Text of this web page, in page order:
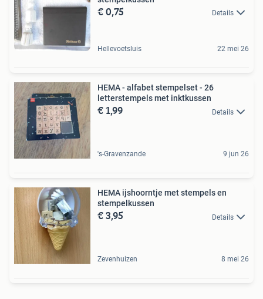
€ 0,75 Details
Hellevoetsluis 22 mei 26
HEMA - alfabet stempelset - 26
letterstempels met inktkussen
€ 1,99 Details
's-Gravenzande 9 jun 26
HEMA ijshoorntje met stempels en
stempelkussen
€ 3,95 Details
Zevenhuizen 8 mei 26